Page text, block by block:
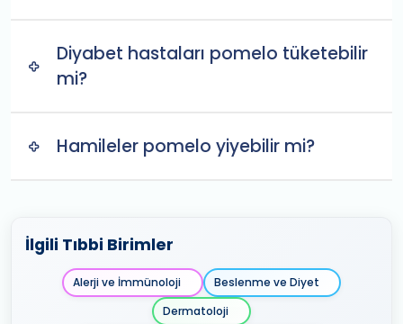
Diyabet hastaları pomelo tüketebilir
mi?
Hamileler pomelo yiyebilir mi?
İlgili Tıbbi Birimler
Alerji ve İmmünoloji
Beslenme ve Diyet
Dermatoloji